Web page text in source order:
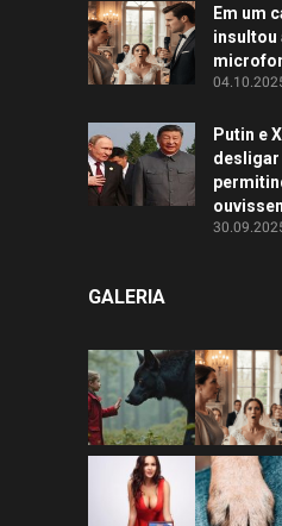
Em um
insultou
Putin e
GALERIA